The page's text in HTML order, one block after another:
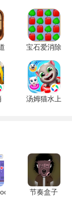
同道合的朋友，
等多种终端上畅
各种比赛中，
在游戏过程中
宝石爱消除
1.0.5 手机
版
汤姆猫水上
节奏盒子